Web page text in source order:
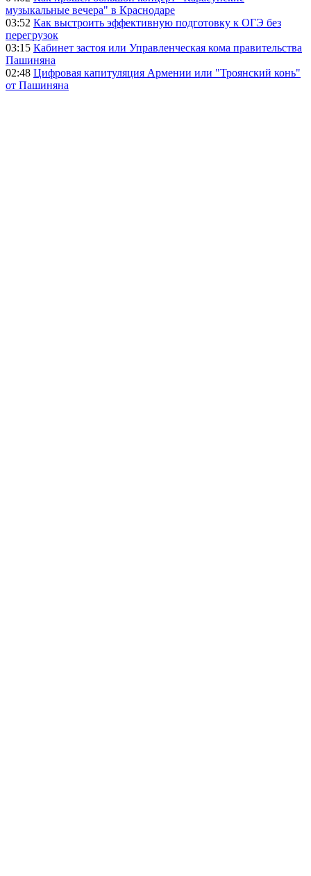
музыкальные вечера" в Краснодаре
03:52 Как выстроить эффективную подготовку к ОГЭ без
перегрузок
03:15 Кабинет застоя или Управленческая кома правительства
Пашиняна
02:48 Цифровая капитуляция Армении или "Троянский конь"
от Пашиняна